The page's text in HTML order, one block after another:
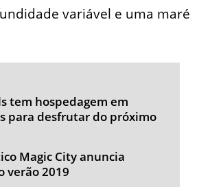
variável e uma maré
tem hospedagem em
para desfrutar do próximo
Magic City anuncia
verão 2019